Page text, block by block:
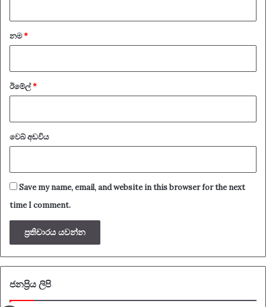
නම*
ඊමේල්*
වෙබ් අඩවිය
Save my name, email, and website in this browser for the next
time I comment.
ජනප්‍රිය ලිපි